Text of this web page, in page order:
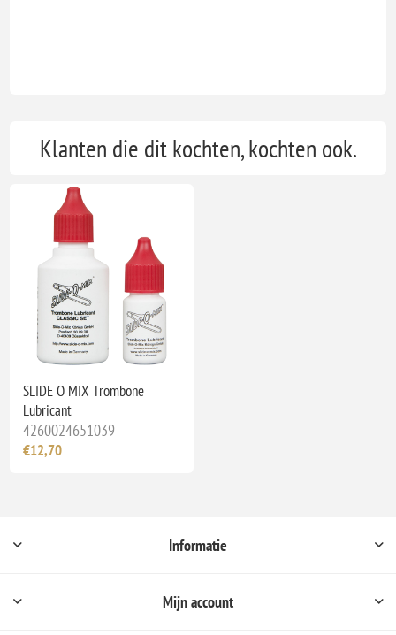
Klanten die dit kochten, kochten ook.
SLIDE O MIX Trombone
Lubricant
4260024651039
€12,70
Informatie
Mijn account